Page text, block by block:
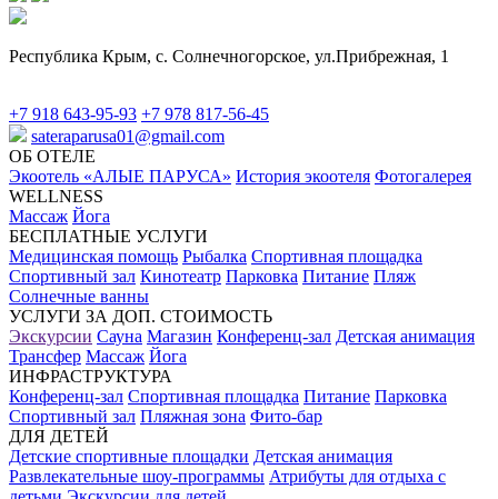
Республика Крым, с. Солнечногорское, ул.Прибрежная, 1
+7 918 643-95-93 +7 978 817-56-45
sateraparusa01@gmail.com
ОБ ОТЕЛЕ
Экоотель «АЛЫЕ ПАРУСА» История экоотеля Фотогалерея
WELLNESS
Массаж Йога
БЕСПЛАТНЫЕ УСЛУГИ
Медицинская помощь Рыбалка Спортивная площадка
Спортивный зал Кинотеатр Парковка Питание Пляж
Солнечные ванны
УСЛУГИ ЗА ДОП. СТОИМОСТЬ
Экскурсии Сауна Магазин Конференц-зал Детская анимация
Трансфер Массаж Йога
ИНФРАСТРУКТУРА
Конференц-зал Спортивная площадка Питание Парковка
Спортивный зал Пляжная зона Фито-бар
ДЛЯ ДЕТЕЙ
Детские спортивные площадки Детская анимация
Развлекательные шоу-программы Атрибуты для отдыха с